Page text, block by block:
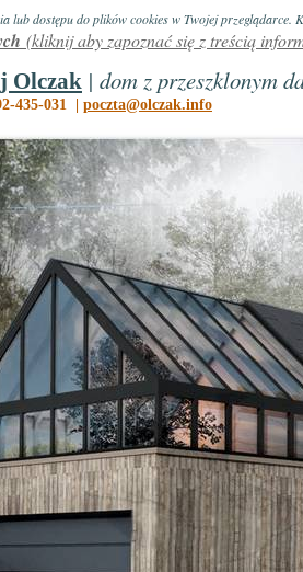
dostępu do plików cookies w Twojej przeglądarce.
(kliknij aby zapoznać się z treścią
Olczak | dom z przeszklonym
435-031 | poczta@olczak.info